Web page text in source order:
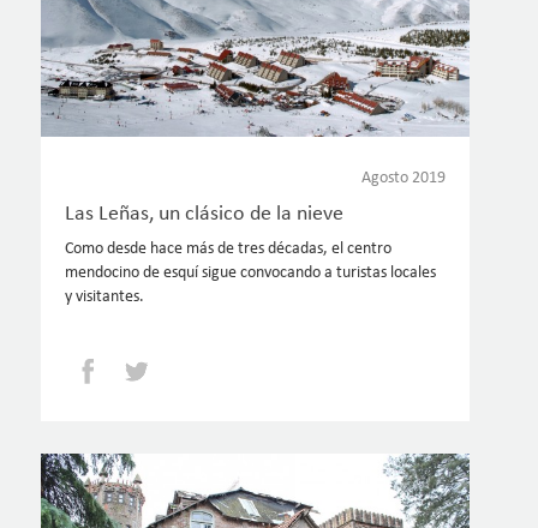
Agosto 2019
Las Leñas, un clásico de la nieve
Como desde hace más de tres décadas, el centro
mendocino de esquí sigue convocando a turistas locales
y visitantes.
Facebook